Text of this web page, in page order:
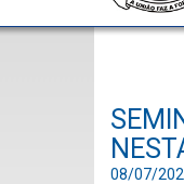
08/07/